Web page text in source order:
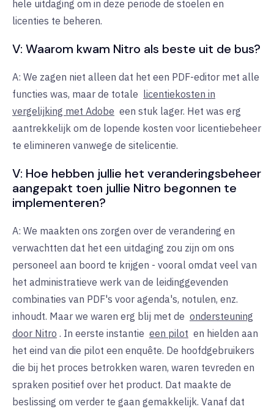
hele uitdaging om in deze periode de stoelen en
licenties te beheren.
V: Waarom kwam Nitro als beste uit de bus?
A: We zagen niet alleen dat het een PDF-editor met alle
functies was, maar de totale licentiekosten in
vergelijking met Adobe een stuk lager. Het was erg
aantrekkelijk om de lopende kosten voor licentiebeheer
te elimineren vanwege de sitelicentie.
V: Hoe hebben jullie het veranderingsbeheer
aangepakt toen jullie Nitro begonnen te
implementeren?
A: We maakten ons zorgen over de verandering en
verwachtten dat het een uitdaging zou zijn om ons
personeel aan boord te krijgen - vooral omdat veel van
het administratieve werk van de leidinggevenden
combinaties van PDF's voor agenda's, notulen, enz.
inhoudt. Maar we waren erg blij met de ondersteuning
door Nitro . In eerste instantie een pilot en hielden aan
het eind van die pilot een enquête. De hoofdgebruikers
die bij het proces betrokken waren, waren tevreden en
spraken positief over het product. Dat maakte de
beslissing om verder te gaan gemakkelijk. Vanaf dat